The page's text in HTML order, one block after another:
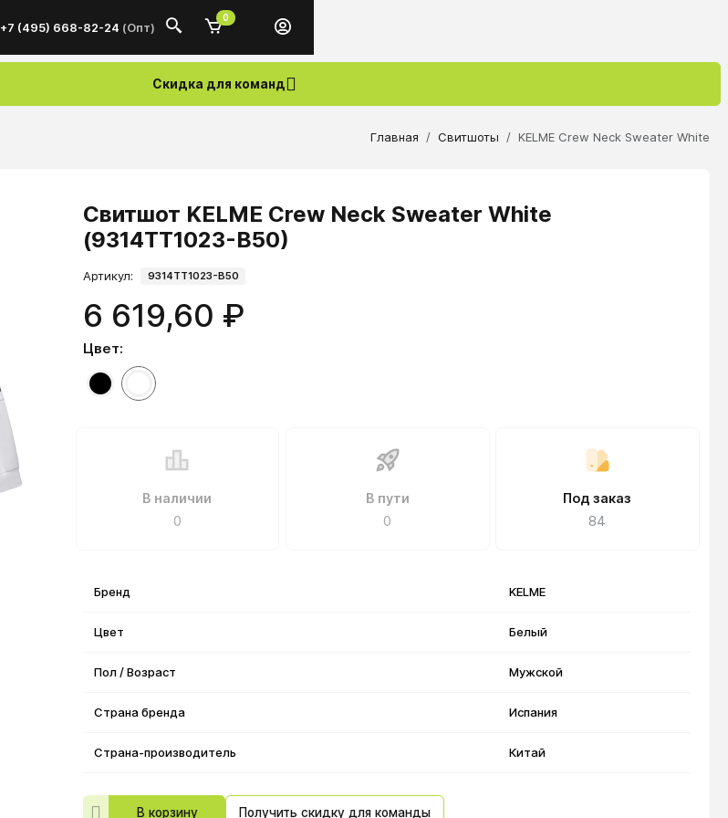
+7 (495) 668-82-24 (Опт)
0
Скидка для команд
Главная Свитшоты KELME Crew Neck Sweater White
Свитшот KELME Crew Neck Sweater White
(9314TT1023-B50)
Артикул: 9314TT1023-B50
6 619,60 ₽
Цвет:
В наличии
0
В пути
0
Под заказ
84
Бренд KELME
Цвет Белый
Пол / Возраст Мужской
Страна бренда Испания
Страна-производитель Китай
В корзину Получить скидку для команды